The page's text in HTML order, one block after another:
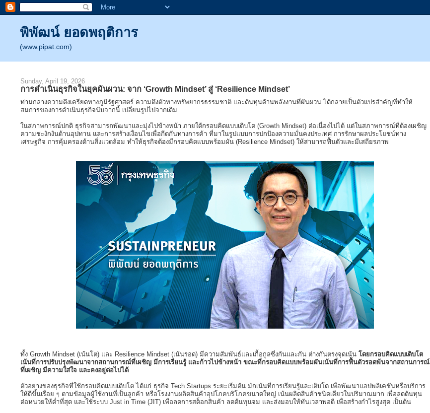
พิพัฒน์ ยอดพฤติการ
(www.pipat.com)
Sunday, April 19, 2026
การดำเนินธุรกิจในยุคผันผวน: จาก ‘Growth Mindset’ สู่ ‘Resilience Mindset’
ท่ามกลางความตึงเครียดทางภูมิรัฐศาสตร์ ความตึงตัวทางทรัพยากรธรรมชาติ และต้นทุนด้านพลังงานที่ผันผวน ได้กลายเป็นตัวแปรสำคัญที่ทำให้
สมการของการดำเนินธุรกิจนับจากนี้ เปลี่ยนรูปไปจากเดิม
ในสภาพการณ์ปกติ ธุรกิจสามารถพัฒนาและมุ่งไปข้างหน้า ภายใต้กรอบคิดแบบเติบโต (Growth Mindset) ต่อเนื่องไปได้ แต่ในสภาพการณ์ที่ต้องเผชิญ
ความชะงักงันด้านอุปทาน และการสร้างเงื่อนไขเพื่อกีดกันทางการค้า ที่มาในรูปแบบการปกป้องความมั่นคงประเทศ การรักษาผลประโยชน์ทาง
เศรษฐกิจ การคุ้มครองด้านสิ่งแวดล้อม ทำให้ธุรกิจต้องมีกรอบคิดแบบพร้อมผัน (Resilience Mindset) ให้สามารถฟื้นตัวและมีเสถียรภาพ
ทั้ง Growth Mindset (เน้นโต) และ Resilience Mindset (เน้นรอด) มีความสัมพันธ์และเกื้อกูลซึ่งกันและกัน ต่างกันตรงจุดเน้น โดยกรอบคิดแบบเติบโต
เน้นที่การปรับปรุงพัฒนาจากสถานการณ์ที่เผชิญ มีการเรียนรู้ และก้าวไปข้างหน้า ขณะที่กรอบคิดแบบพร้อมผันเน้นที่การฟื้นตัวรอดพ้นจากสถานการณ์
ที่เผชิญ มีความใส่ใจ และคงอยู่ต่อไปได้
ตัวอย่างของธุรกิจที่ใช้กรอบคิดแบบเติบโต ได้แก่ ธุรกิจ Tech Startups ระยะเริ่มต้น มักเน้นที่การเรียนรู้และเติบโต เพื่อพัฒนาแอปพลิเคชันหรือบริการ
ให้ดีขึ้นเรื่อย ๆ ตามข้อมูลผู้ใช้งานที่เป็นลูกค้า หรือโรงงานผลิตสินค้าอุปโภคบริโภคขนาดใหญ่ เน้นผลิตสินค้าชนิดเดียวในปริมาณมาก เพื่อลดต้นทุน
ต่อหน่วยให้ต่ำที่สุด และใช้ระบบ Just in Time (JIT) เพื่อลดการสต็อกสินค้า ลดต้นทุนจม และส่งมอบให้ทันเวลาพอดี เพื่อสร้างกำไรสูงสุด เป็นต้น